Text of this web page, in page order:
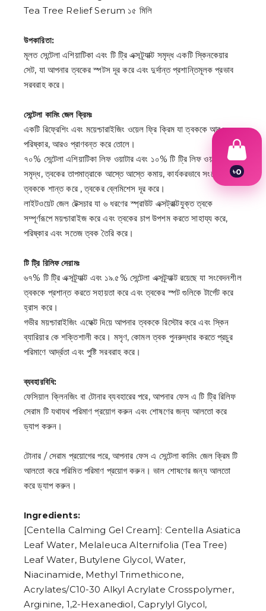
Tea Tree Relief Serum ১৫ মিলি
উপকারিতা:
মূলত সেন্টেলা এশিয়াটিকা এবং টি ট্রি এক্সট্র্যাক্ট সমৃদ্ধ একটি স্কিনকেয়ার
সেট, যা আপনার ত্বকের স্পটস দূর করে এবং দুর্দান্ত প্রশান্তিমূলক প্রভাব
সরবরাহ করে।
সেন্টেলা কামিং জেল ক্রিমঃ
একটি রিফ্রেশিং এবং ময়েশ্চারাইজিং ওয়েল ফ্রি ক্রিম যা ত্বককে আরও
পরিষ্কার, আরও প্রাণবন্ত করে তোলে।
৭০% সেন্টেলা এশিয়াটিকা লিফ ওয়াটার এবং ১০% টি ট্রি লিফ ওয়াটার
সমৃদ্ধ, ত্বকের তাপমাত্রাকে আস্তে আস্তে কমায়, কার্যকরভাবে সংবেদনশীল
ত্বককে শান্ত করে , ত্বকের ব্লেমিশেস দূর করে।
লাইটওয়েট জেল টেক্সচার যা ৬ ধরণের স্প্রাউট এক্সট্রাক্টযুক্ত ত্বকে
সম্পূর্ণরূপে ময়শ্চারাইজ করে এবং ত্বকের চাপ উপশম করতে সাহায্য করে,
পরিষ্কার এবং সতেজ ত্বক তৈরি করে।
টি ট্রি রিলিফ সেরামঃ
৬৭% টি ট্রি এক্সট্র্যাক্ট এবং ১৯.৫% সেন্টেলা এক্সট্র্যাক্ট রয়েছে যা সংবেদনশীল
ত্বককে প্রশান্ত করতে সহায়তা করে এবং ত্বকের স্পট গুলিকে টার্গেট করে
হ্রাস করে।
গভীর ময়শ্চারাইজিং এফেক্ট দিয়ে আপনার ত্বককে রিস্টোর করে এবং স্কিন
ব্যারিয়ার কে শক্তিশালী করে। মসৃণ, কোমল ত্বক পুনরুদ্ধার করতে প্রচুর
পরিমাণে আর্দ্রতা এবং পুষ্টি সরবরাহ করে।
ব্যবহারবিধি:
ফেসিয়াল ক্লিনজিং বা টোনার ব্যবহারের পরে, আপনার ফেস এ টি ট্রি রিলিফ
সেরাম টি যথাযথ পরিমাণ প্রয়োগ করুন এবং শোষণের জন্য আলতো করে
ড্যাপ করুন।
টোনার / সেরাম প্রয়োগের পরে, আপনার ফেস এ সেন্টেলা কামিং জেল ক্রিম টি
আলতো করে পরিমিত পরিমাণ প্রয়োগ করুন। ভাল শোষণের জন্য আলতো
করে ড্যাপ করুন।
Ingredients:
[Centella Calming Gel Cream]: Centella Asiatica
Leaf Water, Melaleuca Alternifolia (Tea Tree)
Leaf Water, Butylene Glycol, Water,
Niacinamide, Methyl Trimethicone,
Acrylates/C10-30 Alkyl Acrylate Crosspolymer,
Arginine, 1,2-Hexanediol, Caprylyl Glycol,
৳0